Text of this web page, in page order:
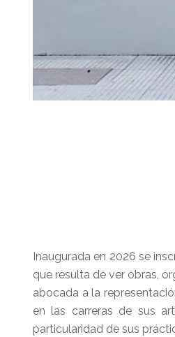
Inaugurada en 2026 se
que resulta de ver obras,
abocada a la
en las carreras de sus
particularidad de sus